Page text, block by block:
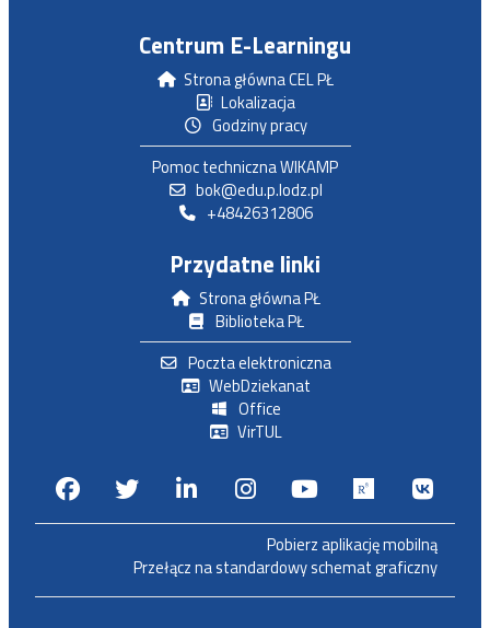
Centrum E-Learningu
Strona główna CEL PŁ
Lokalizacja
Godziny pracy
Pomoc techniczna WIKAMP
bok@edu.p.lodz.pl
+48426312806
Przydatne linki
Strona główna PŁ
Biblioteka PŁ
Poczta elektroniczna
WebDziekanat
Office
VirTUL
FacebookTwitterLinkedinInstagram
Youtube
Pobierz aplikację mobilną
Przełącz na standardowy schemat graficzny